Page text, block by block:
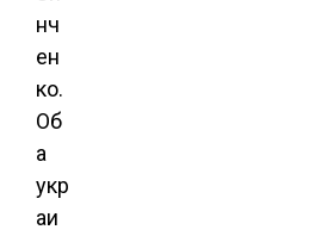
нч
ен
ко.
Об
а
укр
аи